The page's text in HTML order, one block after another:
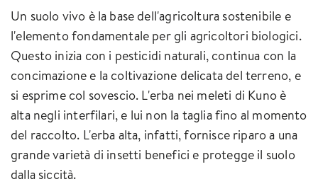
Un suolo vivo è la base dell'agricoltura sostenibile e
l'elemento fondamentale per gli agricoltori biologici.
Questo inizia con i pesticidi naturali, continua con la
concimazione e la coltivazione delicata del terreno, e
si esprime col sovescio. L'erba nei meleti di Kuno è
alta negli interfilari, e lui non la taglia fino al momento
del raccolto. L'erba alta, infatti, fornisce riparo a una
grande varietà di insetti benefici e protegge il suolo
dalla siccità.